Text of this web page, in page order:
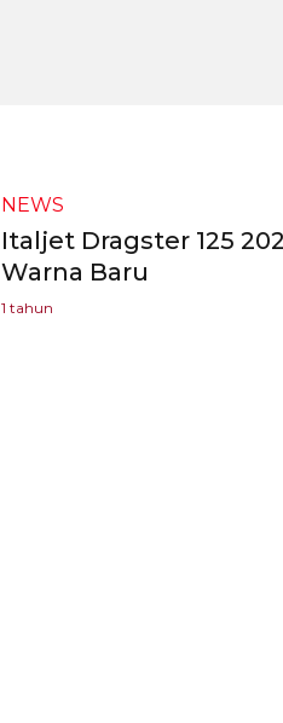
NEWS
Italjet Dragster 125
Warna Baru
1 tahun